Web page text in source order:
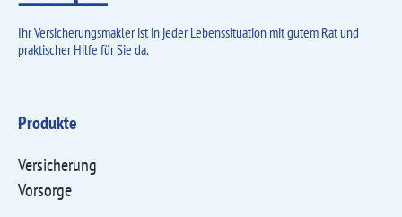
Ihr Versicherungsmakler ist in jeder Lebens­situation mit gutem Rat und
praktischer Hilfe für Sie da.
Produkte
Versicherung
Vorsorge